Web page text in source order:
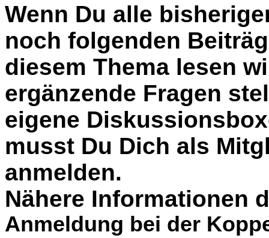
Wenn Du alle
noch folgenden
diesem Thema lesen
ergänzende Fragen
eigene
musst Du Dich als
anmelden.
Nähere Informationen
Anmeldung bei der